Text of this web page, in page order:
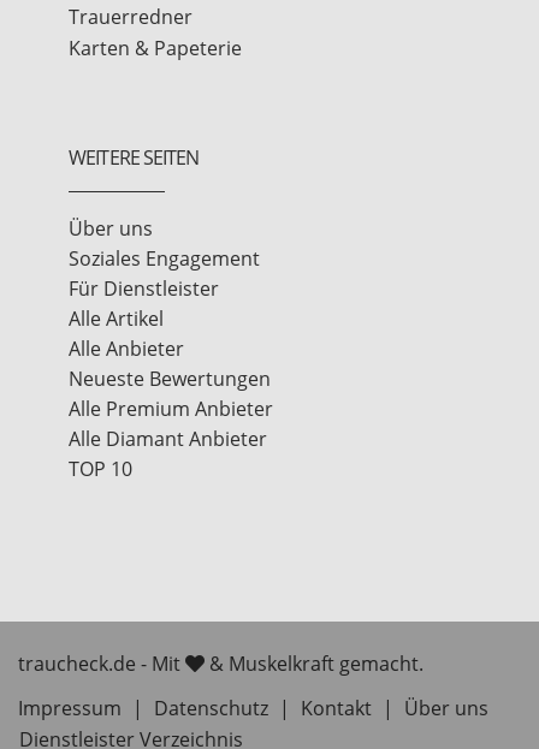
Trauerredner
Karten & Papeterie
WEITERE SEITEN
Über uns
Soziales Engagement
Für Dienstleister
Alle Artikel
Alle Anbieter
Neueste Bewertungen
Alle Premium Anbieter
Alle Diamant Anbieter
TOP 10
traucheck.de - Mit
& Muskelkraft gemacht.
Impressum
| Datenschutz | Kontakt |
Über uns
Dienstleister Verzeichnis